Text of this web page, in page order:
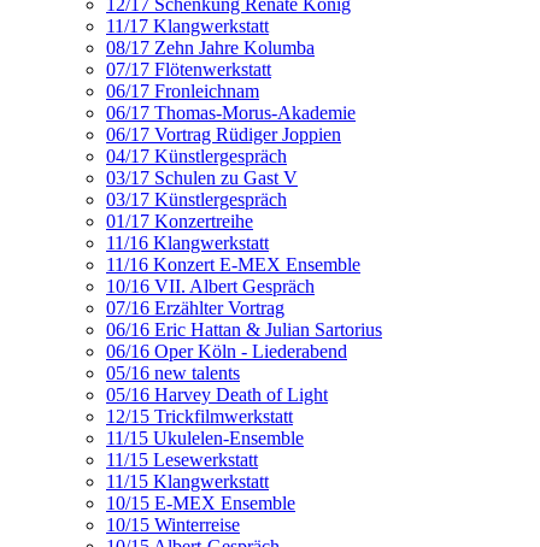
12/17 Schenkung Renate König
11/17 Klangwerkstatt
08/17 Zehn Jahre Kolumba
07/17 Flötenwerkstatt
06/17 Fronleichnam
06/17 Thomas-Morus-Akademie
06/17 Vortrag Rüdiger Joppien
04/17 Künstlergespräch
03/17 Schulen zu Gast V
03/17 Künstlergespräch
01/17 Konzertreihe
11/16 Klangwerkstatt
11/16 Konzert E-MEX Ensemble
10/16 VII. Albert Gespräch
07/16 Erzählter Vortrag
06/16 Eric Hattan & Julian Sartorius
06/16 Oper Köln - Liederabend
05/16 new talents
05/16 Harvey Death of Light
12/15 Trickfilmwerkstatt
11/15 Ukulelen-Ensemble
11/15 Lesewerkstatt
11/15 Klangwerkstatt
10/15 E-MEX Ensemble
10/15 Winterreise